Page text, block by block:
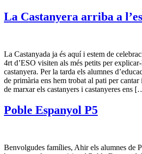
La Castanyera arriba a
La Castanyada ja és aquí i estem de
4rt d’ESO visiten als més petits per
castanyera. Per la tarda els alumnes
de primària ens hem trobat al pati per
de marxar els castanyers i castanyeres ens
Poble Espanyol P5
Benvolgudes famílies, Ahir els alumnes de